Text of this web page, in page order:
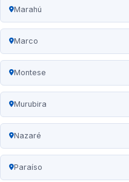
Marahú
Marco
Montese
Murubira
Nazaré
Paraíso